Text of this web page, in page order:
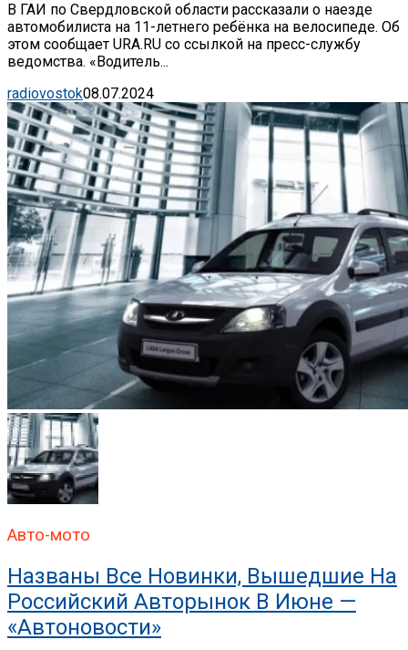
В ГАИ по Свердловской области рассказали о наезде
автомобилиста на 11-летнего ребёнка на велосипеде. Об
этом сообщает URA.RU со ссылкой на пресс-службу
ведомства. «Водитель...
radiovostok08.07.2024
Авто-мото
Названы Все Новинки, Вышедшие На
Российский Авторынок В Июне —
«Автоновости»